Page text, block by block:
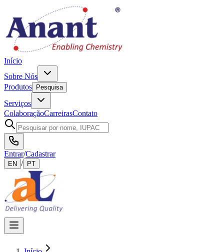
Início
Sobre Nós
Produtos
Pesquisa
Serviços
ColaboraçãoCarreirasContato
Entrar/Cadastrar
EN / PT